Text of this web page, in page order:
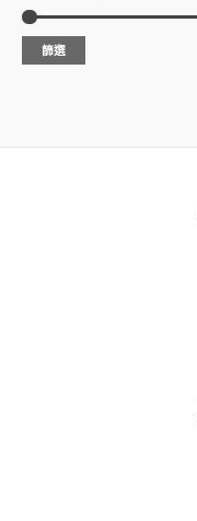
篩選